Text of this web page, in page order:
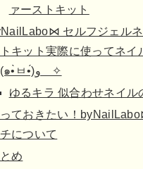
ァーストキット
セルフジェル
キット実際に使ってネイ
よ(๑•̀ㅂ•́)و ✧
ゆるキラ 似合わせネイル
ておきたい！
について
め